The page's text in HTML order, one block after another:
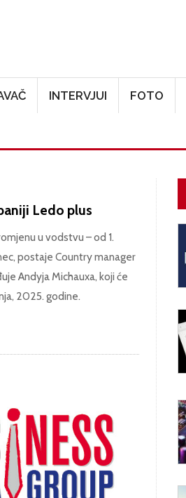
INTERVJUI FOTO
Ledo plus
u vodstvu – od 1.
postaje Country manager
Andyja Michauxa, koji će
2025. godine.